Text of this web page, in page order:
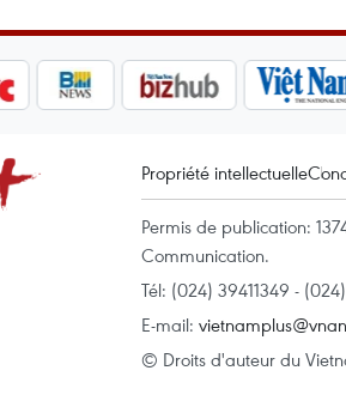
Propriété intellectuelle
Permis de publication:
Communication.
Tél: (024) 39411349 -
E-mail:
© Droits d'auteur du